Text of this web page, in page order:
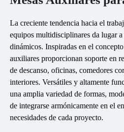
EN ES FR DE
La creciente tendencia hacia el
equipos multidisciplinares da lugar
dinámicos. Inspiradas en el concepto
auxiliares proporcionan soporte en
de descanso, oficinas, comedores
interiores. Versátiles y altamente
una amplia variedad de formas,
de integrarse armónicamente en el
necesidades de cada proyecto.